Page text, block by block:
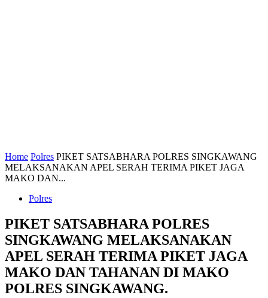
Home Polres PIKET SATSABHARA POLRES SINGKAWANG
MELAKSANAKAN APEL SERAH TERIMA PIKET JAGA
MAKO DAN...
Polres
PIKET SATSABHARA POLRES
SINGKAWANG MELAKSANAKAN
APEL SERAH TERIMA PIKET JAGA
MAKO DAN TAHANAN DI MAKO
POLRES SINGKAWANG.